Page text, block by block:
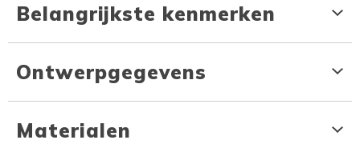
Belangrijkste kenmerken
Ontwerpgegevens
Materialen